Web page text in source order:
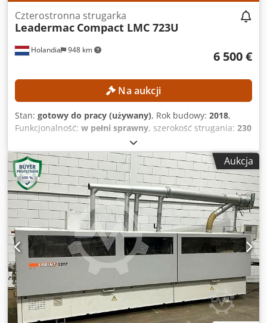
Holandia 948 km
Czterostronna strugarka
Leadermac Compact LMC 723U
6 500 €
Na aukcji
Stan: gotowy do pracy (używany), Rok budowy: 2018,
Funkcjonalność: w pełni sprawny, szerokość strugania: 230
, prędkość obrotowa (maks.):
wrzeciona:40 mm, wysokość strugania:150 mm, średnica
wałka:140 mm, DANE TECHNICZNE Minimalna szerokość
strugania: 15 mm Maksymalna szerokość strugania: 230
mm Minimalna wysokość strugania: 10 mm Maksymalna
wysokość strugania: 150 mm Liczba wrzecion: 6 szt.
Średnica wrzeciona: 40 mm Prędkość obrotowa wału
strugającego: 6 000 obr/min Długość stołu posuwowego: 1
570 mm Posuw Moc silnika posuwu: 5,5 kW Napęd
posuwu: napęd wałem kardana System posuwu:
automatyczny Minimalna prędkość posuwu: 6 m/min
Maksymalna prędkość posuwu: 24 m/min Regulacja
prędkości posuwu: stopniowa Dsdpfxjzrmupe Achekr
Średnica dyszy odciągowej: 120 mm DANE MASZYNY Moc
silnika: 7,5 kW Wymiary i waga Wymiary (dł. x szer. x wys.):
Aukcja